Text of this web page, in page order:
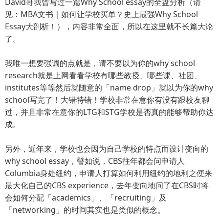
见：MBA文书｜如何让学校买单？史上最强Why School
Essay大剖析！），内容非常全面，所以在这里就不长篇大论
了。
我唯一想要强调的点就是，请不要以为你的why school
research就是上网看看学校有哪些教授、哪些课、社团、
institutes等等然后就随意的「name drop」就以为你的why
school写完了！大错特错！学校非常在意你有没有跟校友聊
过，并且非常在意你的LTG和STG学校是否真的能够帮助你达
成。
另外，近年来，学校也会因为自己学校的特点而设计变向的
why school essay，譬如说，CBS往年都会问申请人
Columbia身处纽约，申请人打算如何利用纽约的地利之便来
最大化自己的CBS experience，去年变向地问了在CBS时将
会如何分配「academics」、「recruiting」及
「networking」的时间其实也是类似的概念。